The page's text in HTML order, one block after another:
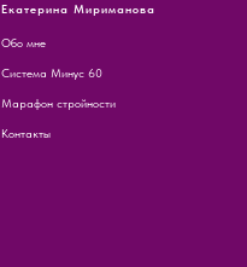
Екатерина Мириманова
Обо мне
Система Минус 60
Марафон стройности
Контакты